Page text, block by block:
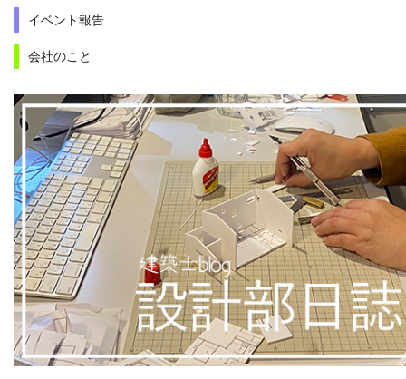
イベント報告
会社のこと